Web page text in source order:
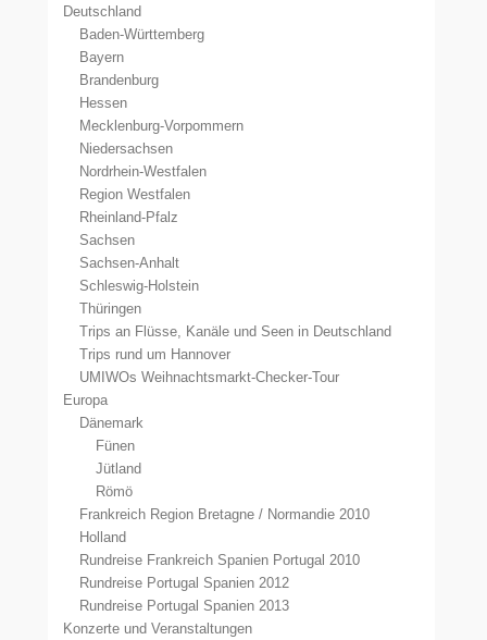
Deutschland
Baden-Württemberg
Bayern
Brandenburg
Hessen
Mecklenburg-Vorpommern
Niedersachsen
Nordrhein-Westfalen
Region Westfalen
Rheinland-Pfalz
Sachsen
Sachsen-Anhalt
Schleswig-Holstein
Thüringen
Trips an Flüsse, Kanäle und Seen in Deutschland
Trips rund um Hannover
UMIWOs Weihnachtsmarkt-Checker-Tour
Europa
Dänemark
Fünen
Jütland
Römö
Frankreich Region Bretagne / Normandie 2010
Holland
Rundreise Frankreich Spanien Portugal 2010
Rundreise Portugal Spanien 2012
Rundreise Portugal Spanien 2013
Konzerte und Veranstaltungen